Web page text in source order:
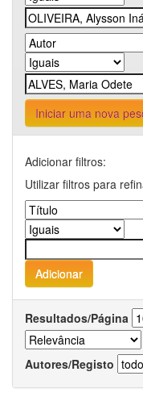
Iniciar uma nova
Adicionar filtros:
Utilizar filtros para
Resultados/Página
Autores/Registo